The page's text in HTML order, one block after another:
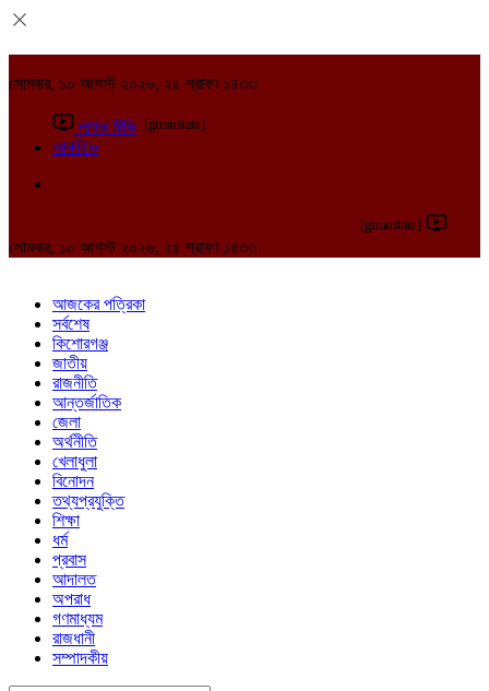
সোমবার, ১০ আগস্ট ২০২৬, ২৫ শ্রাবণ ১৪৩৩
লাইভ টিভি [gtranslate]
আর্কাইভ
[gtranslate]
সোমবার, ১০ আগস্ট ২০২৬, ২৫ শ্রাবণ ১৪৩৩
আজকের পত্রিকা
সর্বশেষ
কিশোরগঞ্জ
জাতীয়
রাজনীতি
আন্তর্জাতিক
জেলা
অর্থনীতি
খেলাধুলা
বিনোদন
তথ্যপ্রযুক্তি
শিক্ষা
ধর্ম
প্রবাস
আদালত
অপরাধ
গণমাধ্যম
রাজধানী
সম্পাদকীয়